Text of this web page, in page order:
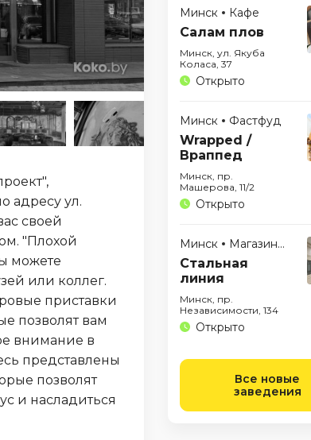
адресу ул.
своей
"Плохой
можете
или коллег.
приставки
позволят вам
внимание в
представлены
позволят
и насладиться
Минск Кафе
Салам плов
Минск, ул. Якуба
Коласа, 37
Открыто
Минск Фастфуд
Wrapped /
Враппед
Минск, пр.
Машерова, 11/2
Открыто
Минск Магазины
Стальная
линия
Минск, пр.
Независимости, 134
Открыто
Все новые
заведения